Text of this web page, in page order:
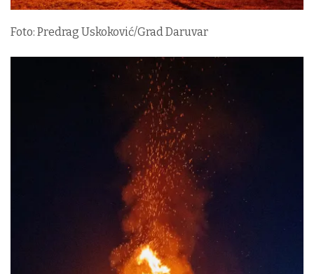
Foto: Predrag Uskoković/Grad Daruvar